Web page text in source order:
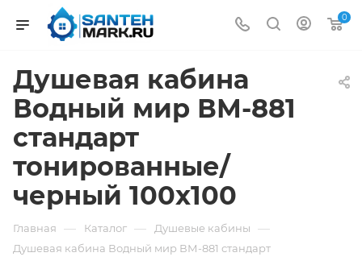
0
Душевая кабина
Водный мир ВМ-881
стандарт
тонированные/
черный 100x100
Главная — Каталог — Душевые кабины —
Душевая кабина Водный мир ВМ-881 стандарт